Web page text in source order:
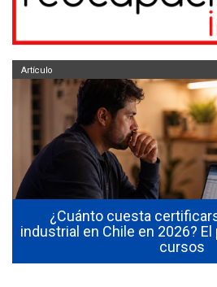
¿Cuánto cuesta
industrial en Chile en 2026?
cursos
Artículo